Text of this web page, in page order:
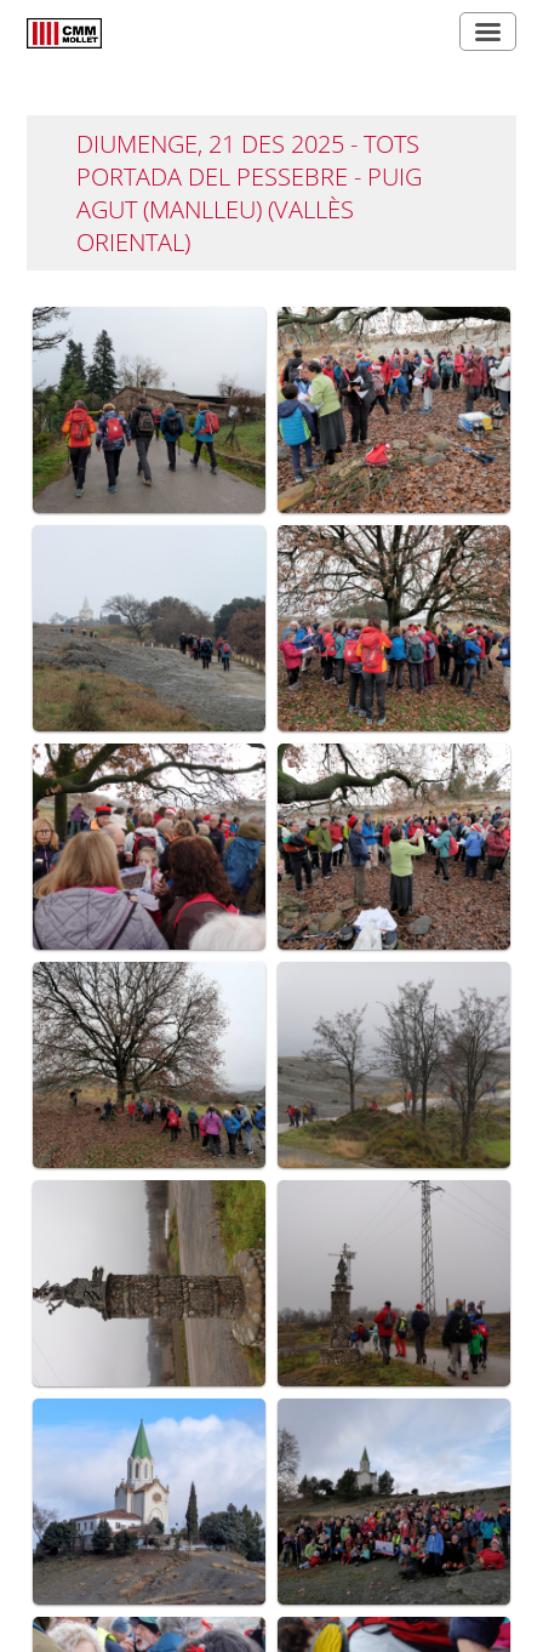
DIUMENGE, 21 DES 2025 - TOTS
PORTADA DEL PESSEBRE - PUIG
AGUT (MANLLEU) (VALLÈS
ORIENTAL)